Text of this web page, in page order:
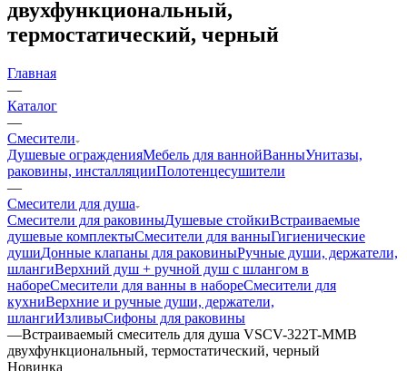
двухфункциональный,
термостатический, черный
Главная
—
Каталог
—
Смесители
Душевые огражденияМебель для ваннойВанныУнитазы,
раковины, инсталляцииПолотенцесушители
—
Смесители для душа
Смесители для раковиныДушевые стойкиВстраиваемые
душевые комплектыСмесители для ванныГигиенические
душиДонные клапаны для раковиныРучные души, держатели,
шлангиВерхний душ + ручной душ с шлангом в
набореСмесители для ванны в набореСмесители для
кухниВерхние и ручные души, держатели,
шлангиИзливыСифоны для раковины
—Встраиваемый смеситель для душа VSCV-322T-MMB
двухфункциональный, термостатический, черный
Новинка